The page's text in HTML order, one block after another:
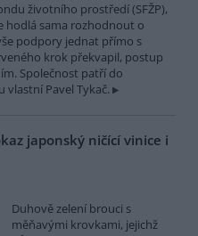
životního prostředí (SFŽP),
hodlá sama rozhodnout o
podpory jednat přímo s
krok překvapil, postup
Společnost patří do
vlastní Pavel Tykač.
japonský ničící vinice i
Duhově zelení brouci s
měňavými krovkami, jejichž